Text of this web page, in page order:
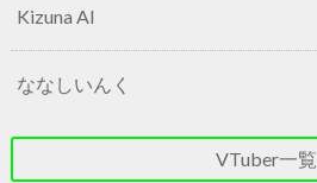
Kizuna AI
ななしいんく
VTuber一覧